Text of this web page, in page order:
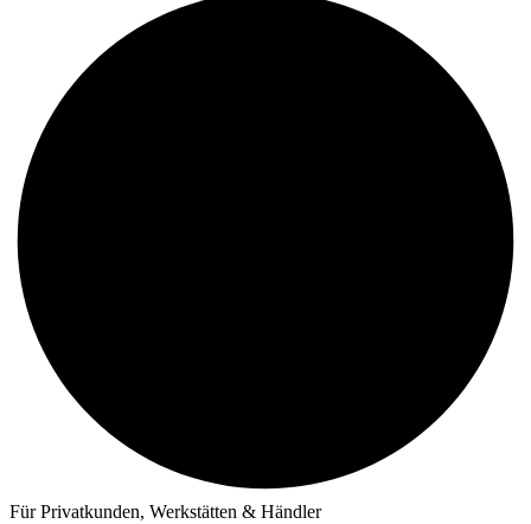
Für Privatkunden, Werkstätten & Händler